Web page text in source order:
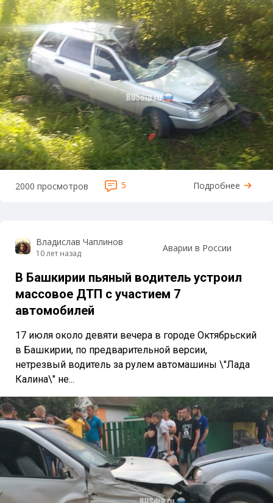
2000 просмотров 5 Подробнее
Владислав Чаплинов
10 лет назад Аварии в России
В Башкирии пьяный водитель устроил
массовое ДТП с участием 7
автомобилей
17 июля около девяти вечера в городе Октябрьский
в Башкирии, по предварительной версии,
нетрезвый водитель за рулем автомашины \"Лада
Калина\" не...